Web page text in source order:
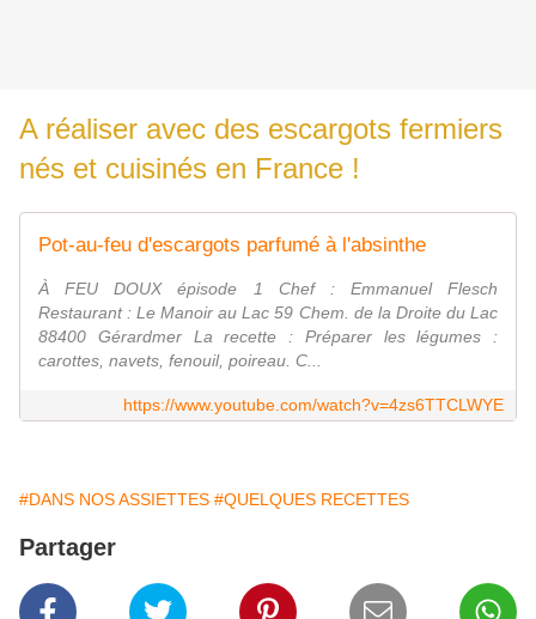
A réaliser avec des escargots fermiers
nés et cuisinés en France !
Pot-au-feu d'escargots parfumé à l'absinthe
À FEU DOUX épisode 1 Chef : Emmanuel Flesch
Restaurant : Le Manoir au Lac 59 Chem. de la Droite du Lac
88400 Gérardmer La recette : Préparer les légumes :
carottes, navets, fenouil, poireau. C...
https://www.youtube.com/watch?v=4zs6TTCLWYE
#DANS NOS ASSIETTES #QUELQUES RECETTES
Partager